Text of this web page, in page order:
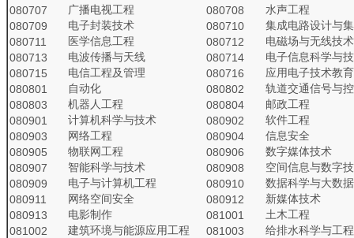
080707
广播电视工程 080708
水声工程
080709
电子封装技术 080710
集成电路设计与
080711
医学信息工程 080712
电磁场与无线技术
080713
电波传播与天线 080714
电子信息科学与
080715
电信工程及管理 080716
应用电子技术教育
080801
自动化 080802
轨道交通信号与
080803
机器人工程 080804
邮政工程
080901
计算机科学与技术 080902
软件工程
080903
网络工程 080904
信息安全
080905
物联网工程 080906
数字媒体技术
080907
智能科学与技术 080908
空间信息与数字
080909
电子与计算机工程 080910
数据科学与大数
080911
网络空间安全 080912
新媒体技术
080913
电影制作 081001
土木工程
081002
建筑环境与能源应用工程 081003
给排水科学与工程